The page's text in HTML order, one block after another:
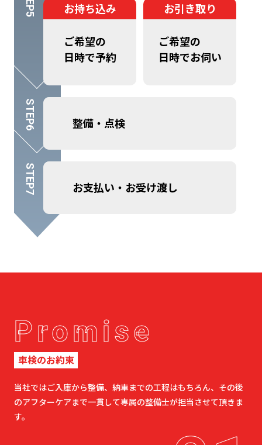
お持ち込み
ご希望の
日時で予約
お引き取り
ご希望の
日時でお伺い
整備・点検
お支払い・お受け渡し
Promise
車検のお約束
当社ではご入庫から整備、納車までの工程はもちろん、その後
のアフターケアまで一貫して専属の整備士が担当させて頂きま
す。